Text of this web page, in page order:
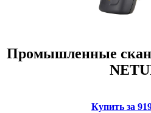
Промышленные
Купить за